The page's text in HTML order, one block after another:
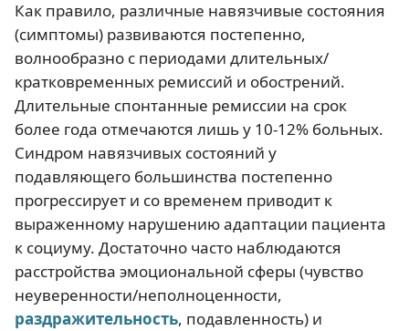
Как правило, различные навязчивые состояния
(симптомы) развиваются постепенно,
волнообразно с периодами длительных/
кратковременных ремиссий и обострений.
Длительные спонтанные ремиссии на срок
более года отмечаются лишь у 10-12% больных.
Синдром навязчивых состояний у
подавляющего большинства постепенно
прогрессирует и со временем приводит к
выраженному нарушению адаптации пациента
к социуму. Достаточно часто наблюдаются
расстройства эмоциональной сферы (чувство
неуверенности/неполноценности,
раздражительность, подавленность) и